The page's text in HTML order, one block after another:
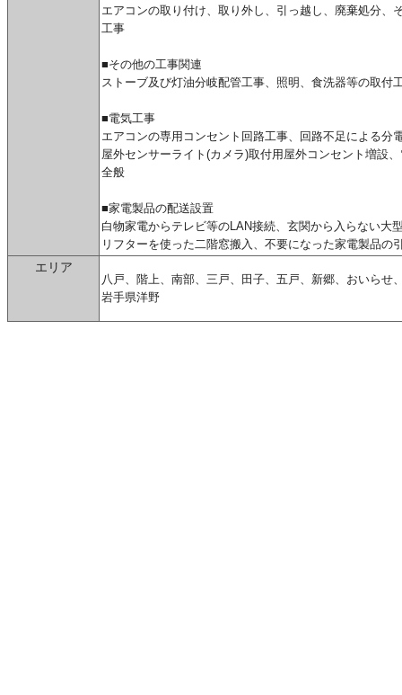
エアコンの取り付け、取り外し、引っ越し、廃棄処分、
工事
■その他の工事関連
ストーブ及び灯油分岐配管工事、照明、食洗器等の取付
■電気工事
エアコンの専用コンセント回路工事、回路不足による分
屋外センサーライト(カメラ)取付用屋外コンセント増設
全般
■家電製品の配送設置
白物家電からテレビ等のLAN接続、玄関から入らない大
リフターを使った二階窓搬入、不要になった家電製品の
エリア
八戸、階上、南部、三戸、田子、五戸、新郷、おいらせ
岩手県洋野